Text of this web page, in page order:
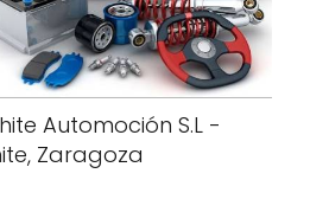
Automoción S.L -
Zaragoza